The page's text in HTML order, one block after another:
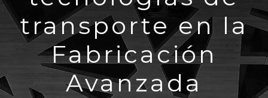
transporte en la
Fabricación
Avanzada